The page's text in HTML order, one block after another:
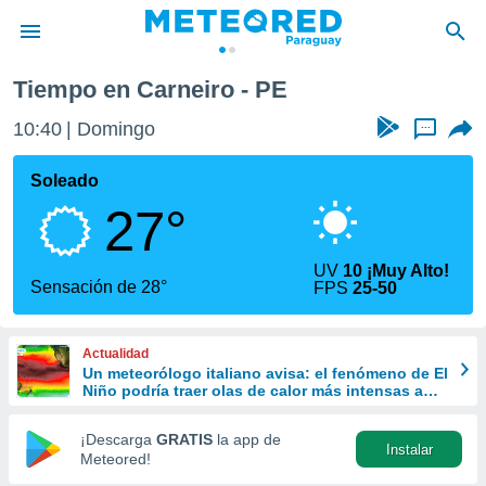
de
ha
calidad.
a este
las
y
forma
digital
basada
Tiempo en Carneiro - PE
10:40 Domingo ...
Soleado
27°
Sensación de 28°
UV 10 ¡Muy Alto!
FPS25-50
Actualidad
Un meteorólogo italiano avisa: el fenómeno de El
Niño podría traer olas de calor más intensas a
¡Descarga GRATIS la app de
Meteored!
Instalar